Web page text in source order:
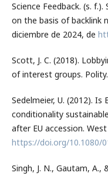
Science Feedback. (s.
on the basis of backlink
diciembre de 2024, de
Scott, J. C. (2018).
of interest groups. Polity.
Sedelmeier, U. (2012).
conditionality
after EU accession.
https://doi.org/10.1080/
Singh, J. N., Gautam, A.,